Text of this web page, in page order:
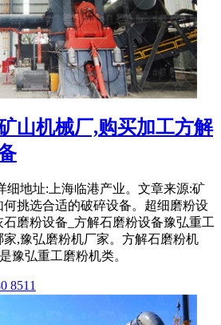
山机械厂,购买加工方解
细地址:上海临港产业。文章来源:矿
何挑选合适的破碎设备。超细磨粉设
石磨粉设备_方解石磨粉设备豫弘重工
,豫弘磨粉机厂家。方解石磨粉机
豫弘重工磨粉机类。
8511